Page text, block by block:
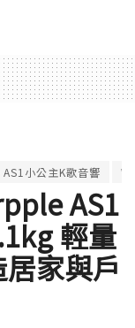
小公主K歌音響
AS1
輕量
家與戶